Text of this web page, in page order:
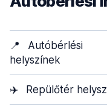
📍
Autóbérlési
helyszínek
✈️ Repülőtér